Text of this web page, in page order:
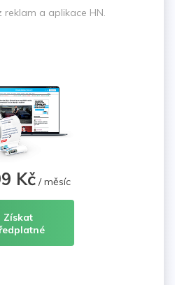
reklam a aplikace HN.
Kč/ měsíc
Získat